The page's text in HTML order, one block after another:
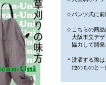
☆パンツ式に前
☆こちらの商品
大阪市立デザ
協力して開発
＊洗濯する際
他のものと一